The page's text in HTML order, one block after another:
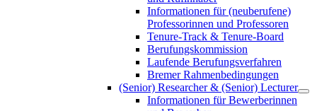
Informationen für (neuberufene)
Professorinnen und Professoren
Tenure-Track & Tenure-Board
Berufungskommission
Laufende Berufungsverfahren
Bremer Rahmenbedingungen
(Senior) Researcher & (Senior) Lecturer
Informationen für Bewerberinnen